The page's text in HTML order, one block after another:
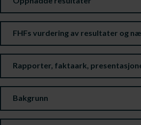
FHFs vurdering av resultater og
Rapporter, faktaark,
Bakgrunn